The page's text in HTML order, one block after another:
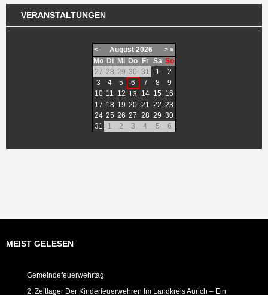
VERANSTALTUNGEN
< August 2026 > »
Mo Di Mi Do Fr Sa So
27 28 29 30 31 1
2
3
4 5 6 7 8
9
10 11 12 13 14 15 16
17 18 19 20 21 22 23
24 25 26 27 28 29 30
31
1 2 3 4 5 6
MEIST GELESEN
Gemeindefeuerwehrtag
2. Zeltlager Der Kinderfeuerwehren Im Landkreis Aurich – Ein